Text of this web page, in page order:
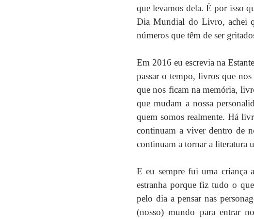
que levamos dela. É por isso
Dia Mundial do Livro, achei
números que têm de ser
Em 2016 eu escrevia na
passar o tempo, livros que
que nos ficam na memória,
que mudam a nossa
quem somos realmente. Há
continuam a viver dentro de
continuam a tornar a literatura
E eu sempre fui uma criança
estranha porque fiz tudo o
pelo dia a pensar nas
(nosso) mundo para entrar